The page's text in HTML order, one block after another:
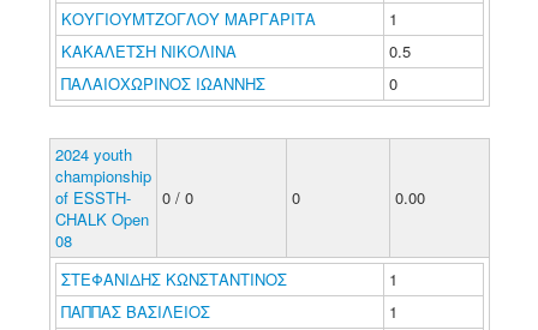
ΚΟΥΓΙΟΥΜΤΖΟΓΛΟΥ ΜΑΡΓΑΡΙΤΑ
1
ΚΑΚΑΛΕΤΣΗ ΝΙΚΟΛΙΝΑ
0.5
ΠΑΛΑΙΟΧΩΡΙΝΟΣ ΙΩΑΝΝΗΣ
0
2024 youth
championship
of ESSTH-
CHALK Open
08
0 / 0 0 0.00
ΣΤΕΦΑΝΙΔΗΣ ΚΩΝΣΤΑΝΤΙΝΟΣ
1
ΠΑΠΠΑΣ ΒΑΣΙΛΕΙΟΣ
1